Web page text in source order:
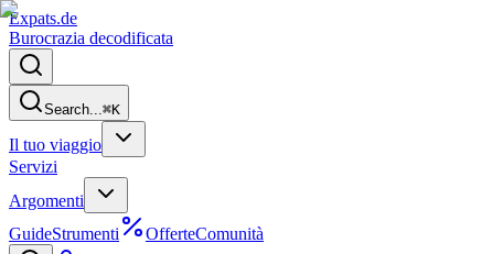
Expats.de
Burocrazia decodificata
Search...⌘K
Il tuo viaggio
Servizi
Argomenti
GuideStrumenti OfferteComunità